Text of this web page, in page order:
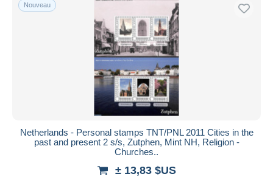
Nouveau
Netherlands - Personal stamps TNT/PNL 2011 Cities in the
past and present 2 s/s, Zutphen, Mint NH, Religion -
Churches..
± 13,83 $US